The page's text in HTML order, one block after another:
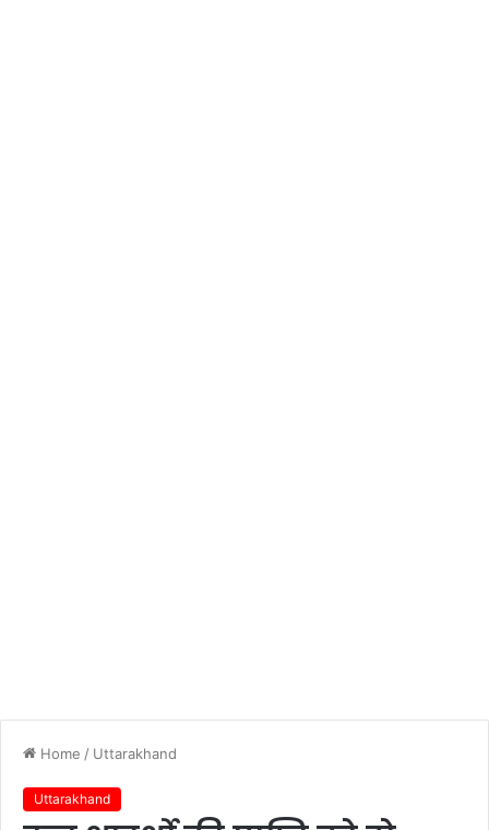
Home / Uttarakhand
Uttarakhand